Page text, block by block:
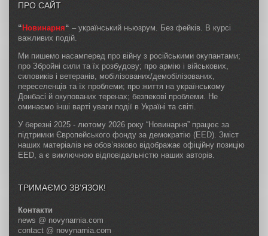
ПРО САЙТ
“ Новинарня“ – український ньюзрум. Без фейків. В курсі
важливих подій.
Ми пишемо насамперед про війну з російськими окупантами;
про Збройні сили та їх розбудову; про армію і військових,
силовиків і ветеранів, мобілізованих/демобілізованих,
переселенців та їх проблеми; про життя на українському
Донбасі й окупованих теренах; безпекові проблеми. Не
оминаємо інші варті уваги події в Україні та світі.
У березні 2025 - лютому 2026 року “Новинарня” працює за
підтримки Європейського фонду за демократію (EED). Зміст
наших матеріалів не обов’язково відображає офіційну позицію
EED, а є виключною відповідальністю наших авторів.
ТРИМАЄМО ЗВ’ЯЗОК!
Контакти
news @ novynarnia.com
contact @ novynarnia.com